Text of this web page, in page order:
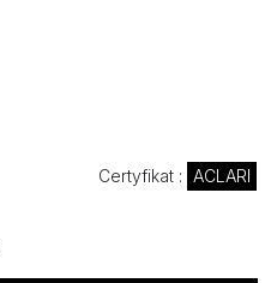
Certyfikat : ACLARI